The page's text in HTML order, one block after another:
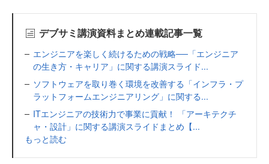
デブサミ講演資料まとめ連載記事一覧
エンジニアを楽しく続けるための戦略──「エンジニア
の生き方・キャリア」に関する講演スライド...
ソフトウェアを取り巻く環境を改善する「インフラ・プ
ラットフォームエンジニアリング」に関する...
ITエンジニアの技術力で事業に貢献！ 「アーキテクチ
ャ・設計」に関する講演スライドまとめ【...
もっと読む